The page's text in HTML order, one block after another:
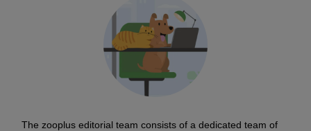
The zooplus editorial team consists of a dedicated team of